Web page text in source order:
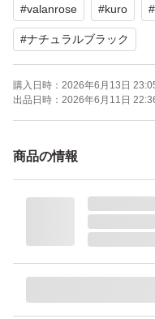
よろしくお願いいたしま
#valanrose #kuro #
#ナチュラルブラック
購入日時： 2026年6月13日
出品日時： 2026年6月11日
商品の情報